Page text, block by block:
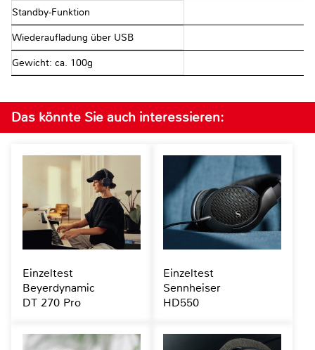
Standby-Funktion
Wiederaufladung über USB
Gewicht: ca. 100g
Das könnte Sie auch interessieren:
Einzeltest
Beyerdynamic
DT 270 Pro
Einzeltest
Sennheiser
HD550